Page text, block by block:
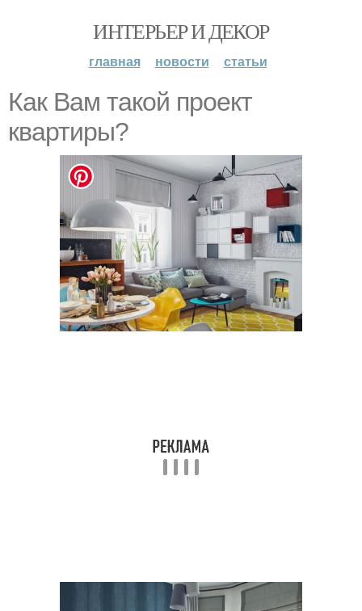
ИНТЕРЬЕР И ДЕКОР
главная новости статьи
Как Вам такой проект
квартиры?